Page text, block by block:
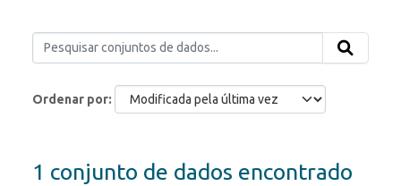
Ordenar por
1 conjunto de dados encontrado